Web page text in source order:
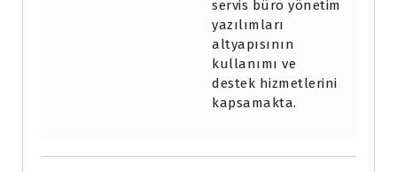
servis büro yönetim
yazılımları
altyapısının
kullanımı ve
destek hizmetlerini
kapsamakta.